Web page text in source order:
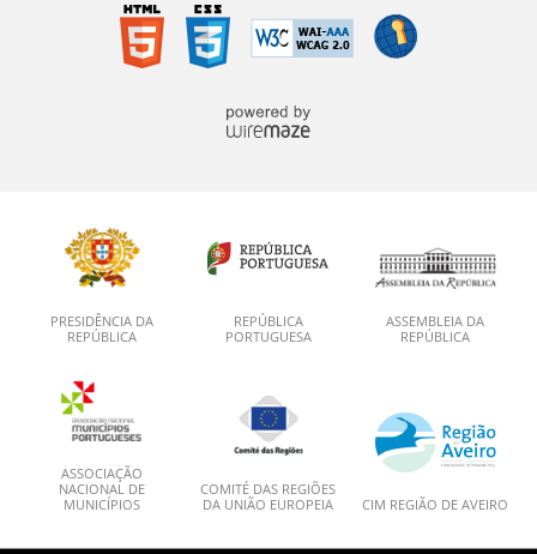
PRESIDÊNCIA DA
REPÚBLICA
REPÚBLICA
PORTUGUESA
ASSEMBLEIA DA
REPÚBLICA
ASSOCIAÇÃO
NACIONAL DE
MUNICÍPIOS
COMITÉ DAS REGIÕES
DA UNIÃO EUROPEIA
CIM REGIÃO DE AVEIRO